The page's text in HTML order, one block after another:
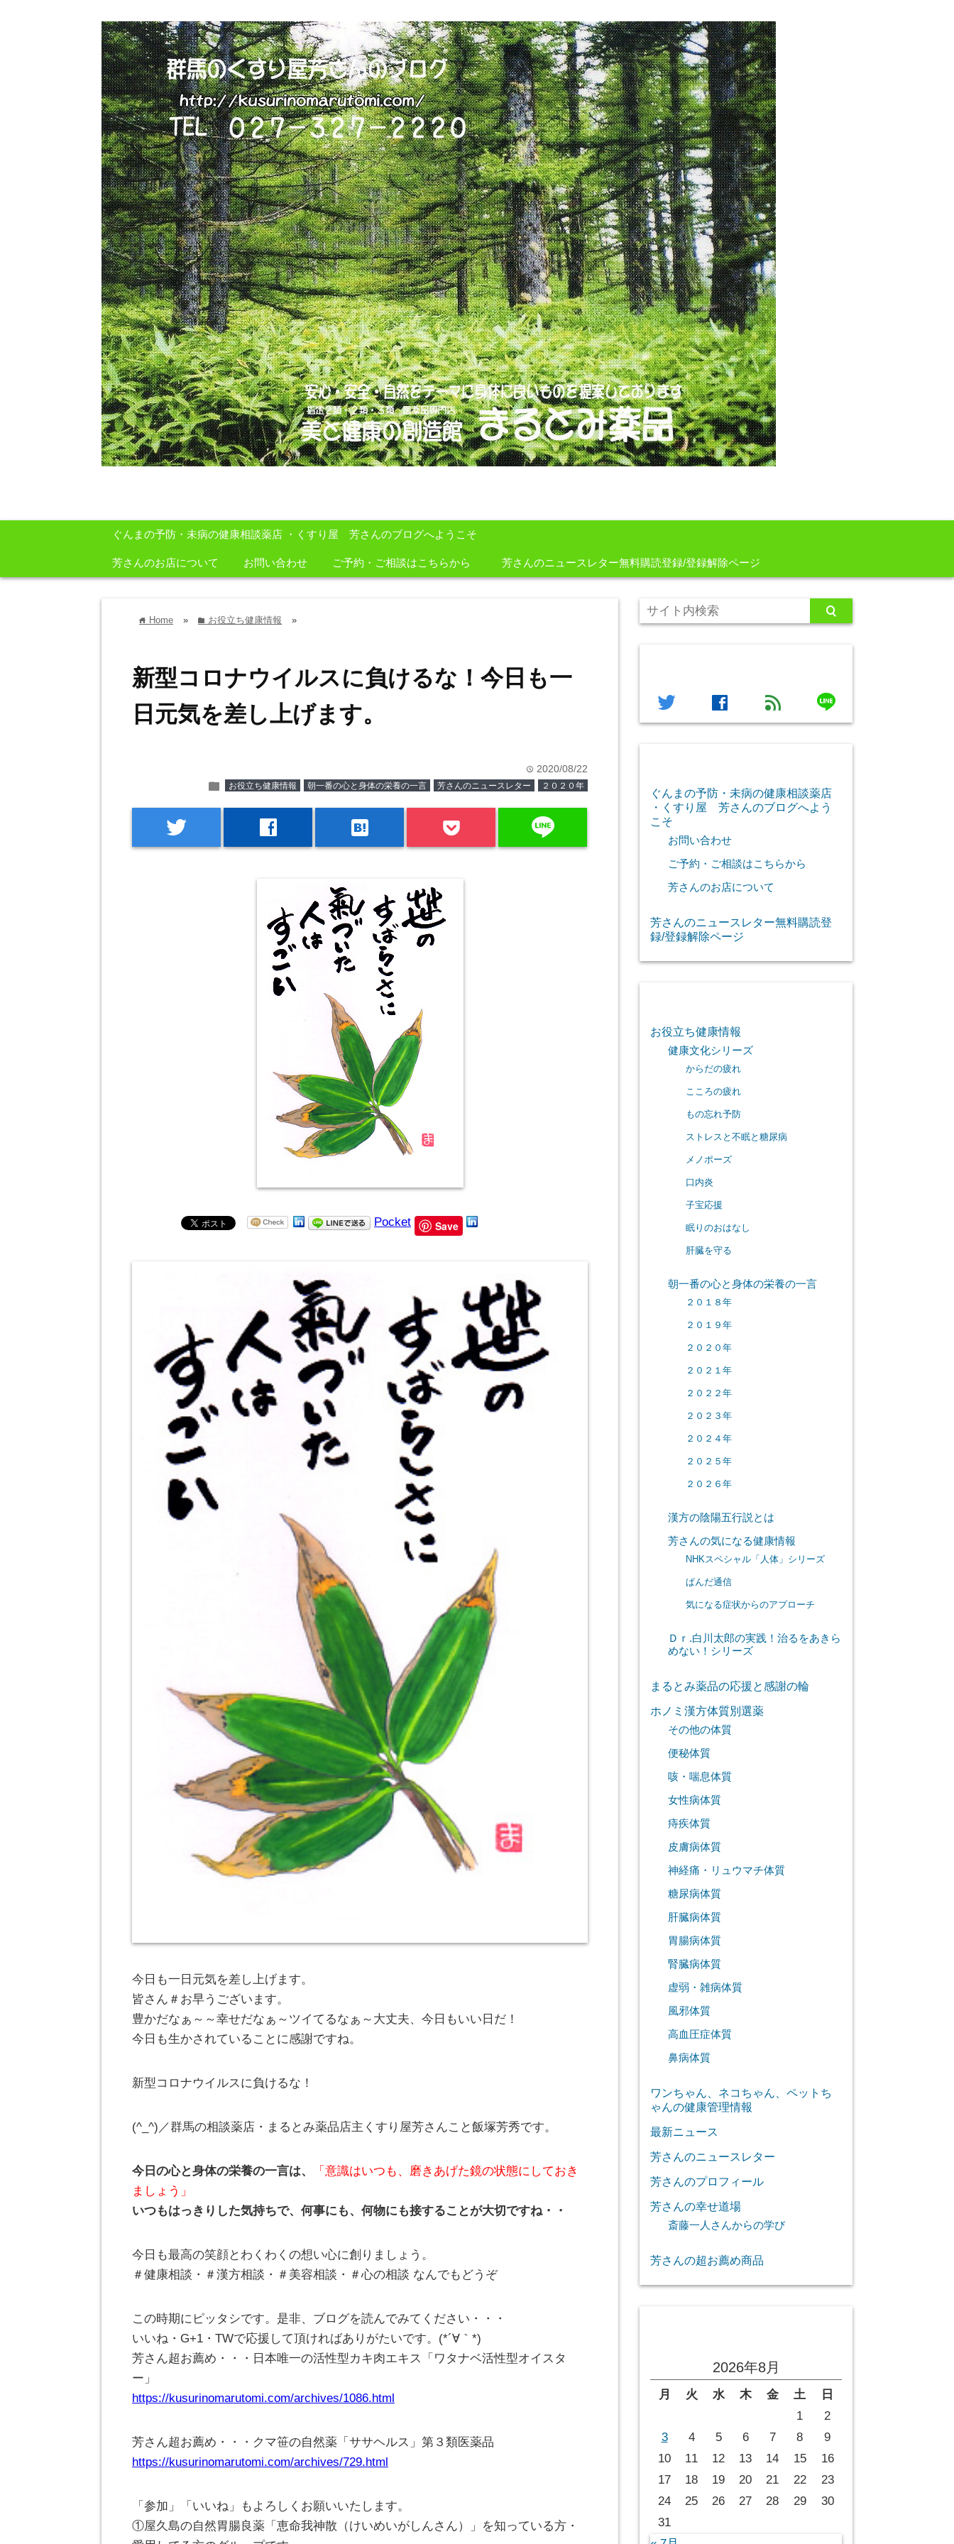
ぐんまの予防・未病の健康相談薬店 ・くすり屋 芳さんのブログへようこそ
芳さんのお店について お問い合わせ ご予約・ご相談はこちらから 芳さんのニュースレター無料購読登録/登録解除ページ
home Home » folder お役立ち健康情報 »
新型コロナウイルスに負けるな！今日も一
日元気を差し上げます。
time 2020/08/22
folder お役立ち健康情報 朝一番の心と身体の栄養の一言 芳さんのニュースレター ２０２０年
twitter facebook hatenabookmark line
Pocket Save
今日も一日元気を差し上げます。
皆さん＃お早うございます。
豊かだなぁ～～幸せだなぁ～ツイてるなぁ～大丈夫、今日もいい日だ！
今日も生かされていることに感謝ですね。
新型コロナウイルスに負けるな！
(^_^)／群馬の相談薬店・まるとみ薬品店主くすり屋芳さんこと飯塚芳秀です。
今日の心と身体の栄養の一言は、
「意識はいつも、磨きあげた鏡の状態にしておき
ましょう」
いつもはっきりした気持ちで、何事にも、何物にも接することが大切ですね・・
今日も最高の笑顔とわくわくの想い心に創りましょう。
＃健康相談・＃漢方相談・＃美容相談・＃心の相談 なんでもどうぞ
この時期にピッタシです。是非、ブログを読んでみてください・・・
いいね・G+1・TWで応援して頂ければありがたいです。(*´∀｀*)
芳さん超お薦め・・・日本唯一の活性型カキ肉エキス「ワタナベ活性型オイスタ
ー」
https://kusurinomarutomi.com/archives/1086.html
芳さん超お薦め・・・クマ笹の自然薬「ササヘルス」第３類医薬品
https://kusurinomarutomi.com/archives/729.html
「参加」「いいね」もよろしくお願いいたします。
①屋久島の自然胃腸良薬「恵命我神散（けいめいがしんさん）」を知っている方・
twitter facebook feed line
ぐんまの予防・未病の健康相談薬店
・くすり屋 芳さんのブログへよう
こそ
お問い合わせ
ご予約・ご相談はこちらから
芳さんのお店について
芳さんのニュースレター無料購読登
録/登録解除ページ
お役立ち健康情報
健康文化シリーズ
からだの疲れ
こころの疲れ
もの忘れ予防
ストレスと不眠と糖尿病
メノポーズ
口内炎
子宝応援
眠りのおはなし
肝臓を守る
朝一番の心と身体の栄養の一言
２０１８年
２０１９年
２０２０年
２０２１年
２０２２年
２０２３年
２０２４年
２０２５年
２０２６年
漢方の陰陽五行説とは
芳さんの気になる健康情報
NHKスペシャル「人体」シリーズ
ぱんだ通信
気になる症状からのアプローチ
Ｄｒ.白川太郎の実践！治るをあきら
めない！シリーズ
まるとみ薬品の応援と感謝の輪
ホノミ漢方体質別選薬
その他の体質
便秘体質
咳・喘息体質
女性病体質
痔疾体質
皮膚病体質
神経痛・リュウマチ体質
糖尿病体質
肝臓病体質
胃腸病体質
腎臓病体質
虚弱・雑病体質
風邪体質
高血圧症体質
鼻病体質
ワンちゃん、ネコちゃん、ペットち
ゃんの健康管理情報
最新ニュース
芳さんのニュースレター
芳さんのプロフィール
芳さんの幸せ道場
斎藤一人さんからの学び
芳さんの超お薦め商品
2026年8月
月 火 水 木 金 土
日
1
2
3
4 5 6 7 8
9
10
11 12 13 14 15
16
17
18 19 20 21 22
23
24
25 26 27 28 29
30
31